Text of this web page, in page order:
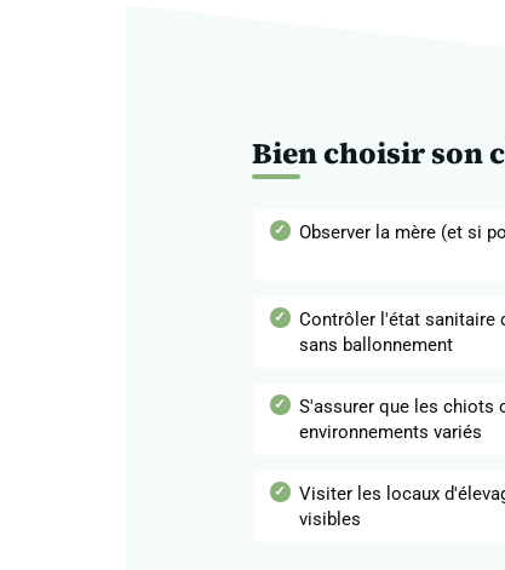
Bien choisir son
Observer la mère (et si
Contrôler l'état sanitaire
sans ballonnement
S'assurer que les chiots
environnements variés
Visiter les locaux
visibles